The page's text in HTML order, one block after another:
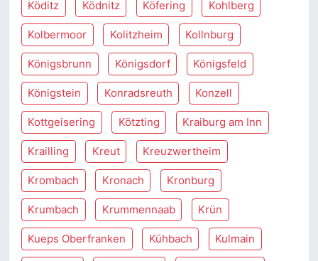
Köditz Ködnitz Köfering Kohlberg
Kolbermoor Kolitzheim Kollnburg
Königsbrunn Königsdorf Königsfeld
Königstein Konradsreuth Konzell
Kottgeisering Kötzting Kraiburg am Inn
Krailling Kreut Kreuzwertheim
Krombach Kronach Kronburg
Krumbach Krummennaab Krün
Kueps Oberfranken Kühbach Kulmain